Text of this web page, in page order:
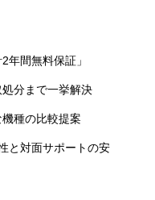
年間無料保証」
分まで一挙解決
種の比較提案
と対面サポートの安